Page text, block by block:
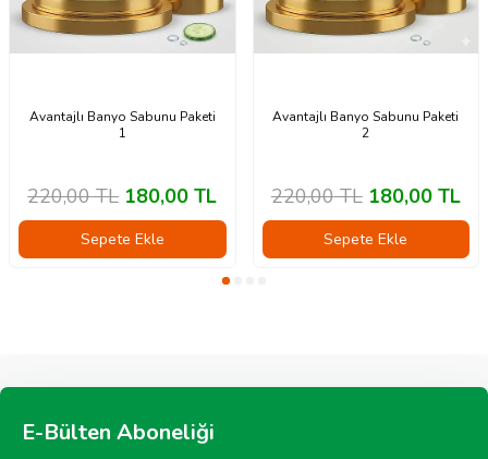
Avantajlı Banyo Sabunu Paketi
1
220,00TL 180,00 TL
Sepete Ekle
Avantajlı Banyo Sabunu Paketi
2
220,00TL 180,00TL
Sepete Ekle
E-Bülten Aboneliği